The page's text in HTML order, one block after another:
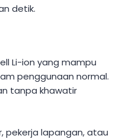
detik.
Li-ion yang mampu
penggunaan normal.
tanpa khawatir
pekerja lapangan, atau